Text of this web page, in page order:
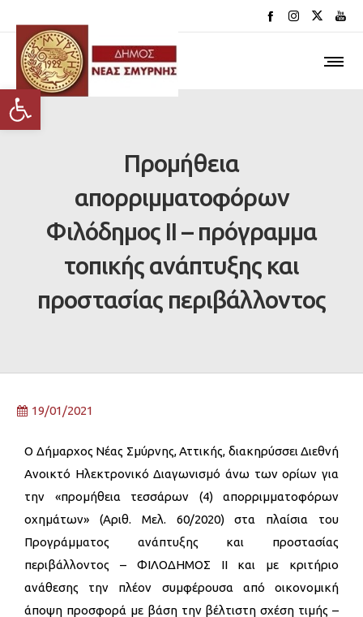
Ανοίξτε τη γραμμή εργαλείων
Προμήθεια
απορριμματοφόρων
Φιλόδημος ΙΙ – πρόγραμμα
τοπικής ανάπτυξης και
προστασίας περιβάλλοντος
19/01/2021
Ο Δήμαρχος Νέας Σμύρνης, Αττικής, διακηρύσσει Διεθνή
Ανοικτό Ηλεκτρονικό Διαγωνισμό άνω των ορίων για
την «προμήθεια τεσσάρων (4) απορριμματοφόρων
οχημάτων» (Αριθ. Μελ. 60/2020) στα πλαίσια του
Προγράμματος ανάπτυξης και προστασίας
περιβάλλοντος – ΦΙΛΟΔΗΜΟΣ ΙΙ και με κριτήριο
ανάθεσης την πλέον συμφέρουσα από οικονομική
άποψη προσφορά με βάση την βέλτιστη σχέση τιμής –